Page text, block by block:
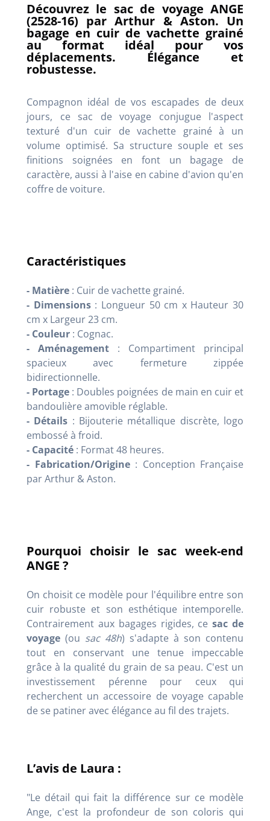
Découvrez le sac de voyage ANGE
(2528-16) par Arthur & Aston. Un
bagage en cuir de vachette grainé
au format idéal pour vos
déplacements. Élégance et
robustesse.
Compagnon idéal de vos escapades de deux
jours, ce sac de voyage conjugue l'aspect
texturé d'un cuir de vachette grainé à un
volume optimisé. Sa structure souple et ses
finitions soignées en font un bagage de
caractère, aussi à l'aise en cabine d'avion qu'en
coffre de voiture.
Caractéristiques
- Matière : Cuir de vachette grainé.
- Dimensions: Longueur 50 cm x Hauteur 30
cm x Largeur 23 cm.
- Couleur : Cognac.
- Aménagement : Compartiment principal
spacieux avec fermeture zippée
bidirectionnelle.
- Portage : Doubles poignées de main en cuir et
bandoulière amovible réglable.
- Détails : Bijouterie métallique discrète, logo
embossé à froid.
- Capacité : Format 48 heures.
- Fabrication/Origine: Conception Française
parArthur & Aston.
Pourquoi choisir le sac week-end
ANGE ?
On choisit ce modèle pour l'équilibre entre son
cuir robuste et son esthétique intemporelle.
Contrairement aux bagages rigides, cesac de
voyage (ou sac 48h) s'adapte à son contenu
tout en conservant une tenue impeccable
grâce à la qualité du grain de sa peau. C'est un
investissement pérenne pour ceux qui
recherchent un accessoire de voyage capable
de se patiner avec élégance au fil des trajets.
L’avis de Laura :
"Le détail qui fait la différence sur ce modèle
Ange, c'est la profondeur de son coloris qui